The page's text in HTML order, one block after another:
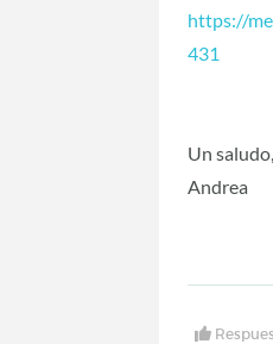
https://
431
Un saludo,
Andrea